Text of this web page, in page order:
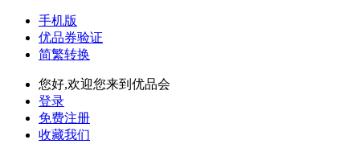
手机版
优品券验证
简繁转换
您好,欢迎您来到优品会
登录
免费注册
收藏我们